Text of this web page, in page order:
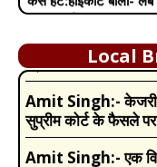
आखिरी याचिका खारिज
07 Aug, 7:17 AM :
SIR नोटिस:बोले- मेरे
लाख नोटिस जारी
Local
Amit Singh:-
Amit Singh:-
सुप्रीम कोर्ट के फैसले पर
Amit Singh:-
एक